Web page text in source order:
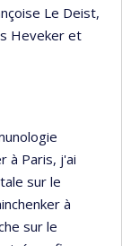
Le Deist,
Heveker et
à Paris, j'ai
sur le
à
sur le